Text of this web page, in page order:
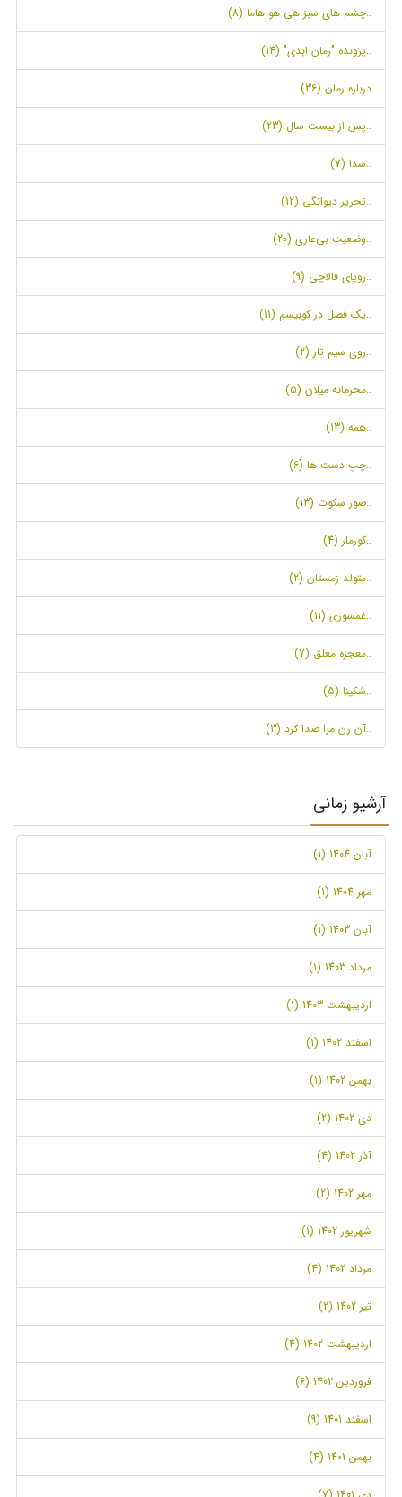
..چشم های سبز هی هو هاما (8)
..پرونده "رمان ابدی" (14)
درباره رمان (36)
..پس از بیست سال (23)
..سدا (7)
..تحریر دیوانگی (12)
..وضعیت بی‌عاری (20)
..رویای فالاچی (9)
..یک فصل در کوبیسم (11)
..روی سیم تار (2)
..محرمانه میلان (5)
..همه (13)
..چپ دست ها (6)
..صور سکوت (13)
..کورمار (4)
..متولد زمستان (2)
..غمسوزی (11)
..معجزه معلق (7)
..شکینا (5)
..آن زن مرا صدا کرد (3)
آرشیو زمانی
آبان 1404 (1)
مهر 1404 (1)
آبان 1403 (1)
مرداد 1403 (1)
اردیبهشت 1403 (1)
اسفند 1402 (1)
بهمن 1402 (1)
دی 1402 (2)
آذر 1402 (4)
مهر 1402 (2)
شهریور 1402 (1)
مرداد 1402 (4)
تیر 1402 (2)
اردیبهشت 1402 (4)
فروردین 1402 (6)
اسفند 1401 (9)
بهمن 1401 (4)